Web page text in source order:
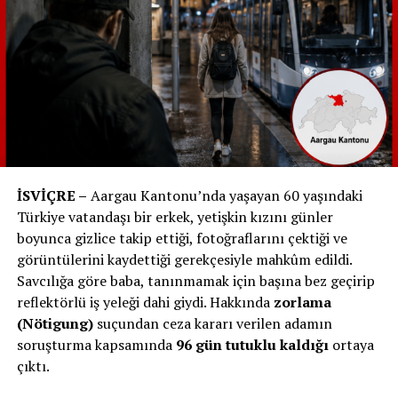
sitesinde çevrim içi olarak devam edecek, ardından sanat
eseri en yüksek teklif verene geçecek. Açık artırmanın
tamamı, ihtiyaç içindeki çocuklara destek olmak
amacıyla Çocuklar İçin Yardım Vakfı’na tamamen
bağışlanacak.
Gecenin programı şu şekilde ilerledi:
19:00 – Atıştırmalıklarla başlayan sergi
20:00 – Sanatçının tanıtımı
20:30 – Çocuklar İçin Yardım Vakfı’nın tanıtımı / Açık
artırmanın başlaması Ardından: „Vivienne“ tarafından
seslendirilen müzikli aperatif, etkinliğin sona erdiği
22:00’ye kadar devam etti.
Gecenin özel katkısı, müzikal sanatçısı olma yolundaki
Vivienne Denia Weber’den geldi, seslendirdiği şarkılarla
İSVİÇRE – Aargau Kantonu’nda yaşayan 60 yaşındaki
Türkiye vatandaşı bir erkek, yetişkin kızını günler
boyunca gizlice takip ettiği, fotoğraflarını çektiği ve
görüntülerini kaydettiği gerekçesiyle mahkûm edildi.
Savcılığa göre baba, tanınmamak için başına bez geçirip
reflektörlü iş yeleği dahi giydi. Hakkında zorlama
(Nötigung)suçundan ceza kararı verilen adamın
soruşturma kapsamında 96 gün tutuklu kaldığıortaya
çıktı.